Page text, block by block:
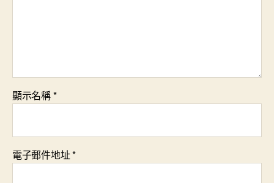
顯示名稱*
電子郵件地址*